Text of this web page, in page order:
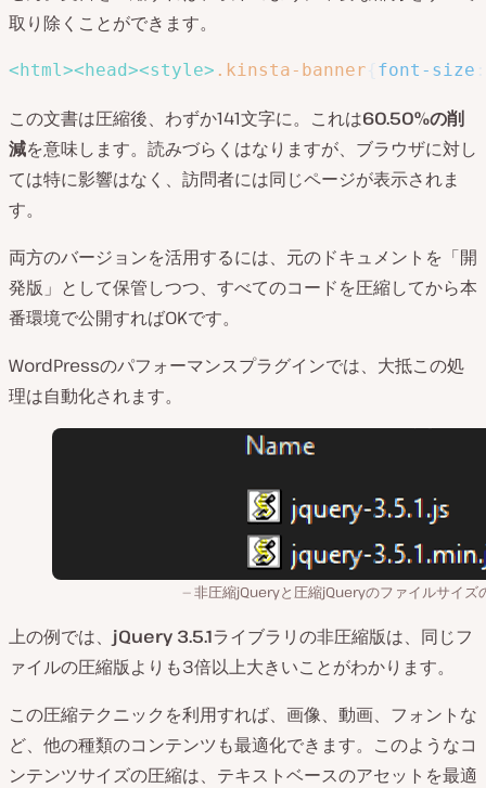
取り除くことができます。
<html ><head><style> .kinsta-banner font-size
この文書は圧縮後、わずか141文字に。これは60.50%の削
減を意味します。読みづらくはなりますが、ブラウザに対し
ては特に影響はなく、訪問者には同じページが表示されま
す。
両方のバージョンを活用するには、元のドキュメントを「開
発版」として保管しつつ、すべてのコードを圧縮してから本
番環境で公開すればOKです。
WordPressのパフォーマンスプラグインでは、大抵この処
理は自動化されます。
非圧縮jQueryと圧縮jQueryのファイルサイズ
上の例では、 jQuery 3.5.1ライブラリの非圧縮版は、同じフ
ァイルの圧縮版よりも3倍以上大きいことがわかります。
この圧縮テクニックを利用すれば、画像、動画、フォントな
ど、他の種類のコンテンツも最適化できます。このようなコ
ンテンツサイズの圧縮は、テキストベースのアセットを最適